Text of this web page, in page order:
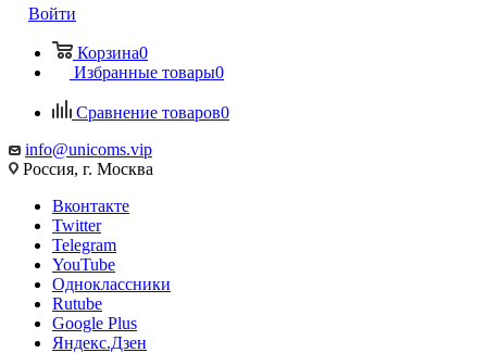
Войти
Корзина0
Избранные товары0
Сравнение товаров0
info@unicoms.vip
Россия, г. Москва
Вконтакте
Twitter
Telegram
YouTube
Одноклассники
Rutube
Google Plus
Яндекс.Дзен